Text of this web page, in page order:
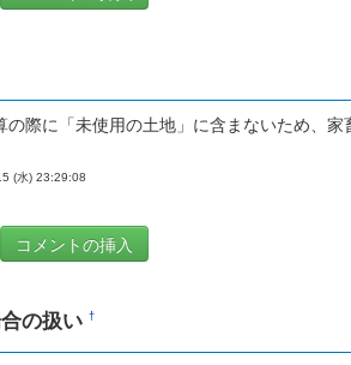
際に「未使用の土地」に含まないため、
(水) 23:29:08
合の扱い†